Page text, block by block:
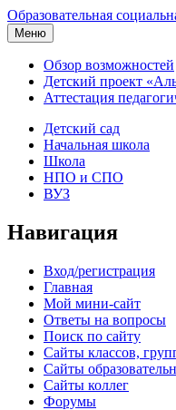
Образовательная
Меню
Обзор возможностей
Детский проект
Аттестация
Детский сад
Начальная школа
Школа
НПО и СПО
ВУЗ
Навигация
Вход/регистрация
Главная
Мой мини-сайт
Ответы на вопросы
Поиск по сайту
Сайты классов,
Сайты
Сайты коллег
Форумы